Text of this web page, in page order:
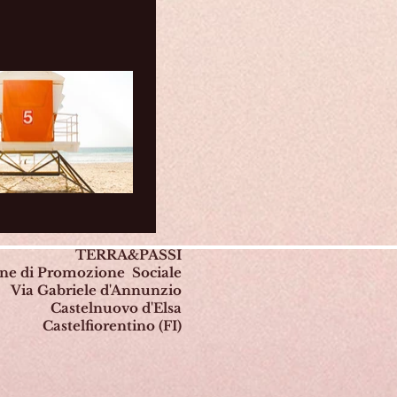
TERRA&PASSI
di Promozione Sociale
Via Gabriele d'Annunzio
Castelnuovo d'Elsa
Castelfiorentino (FI)